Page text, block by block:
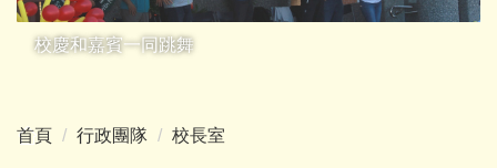
校慶和嘉賓一同跳舞
首頁 行政團隊 校長室